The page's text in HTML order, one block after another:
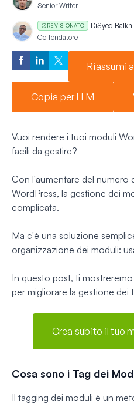
Senior Writer
REVISIONATO DiSyed Balkhi
Co-fondatore
Riassumi
Copia per LLM
Vuoi rendere i tuoi moduli
facili da gestire?
Con l'aumentare del numero
WordPress, la gestione dei
complicata.
Ma c'è una soluzione
organizzazione dei moduli:
In questo post, ti
per migliorare la gestione dei
Crea subito il tuo
Cosa sono i Tag dei
Il tagging dei moduli è un